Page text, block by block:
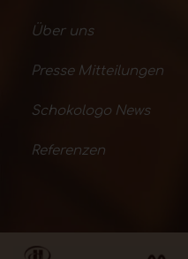
Über uns
Presse Mitteilungen
Schokologo News
Referenzen